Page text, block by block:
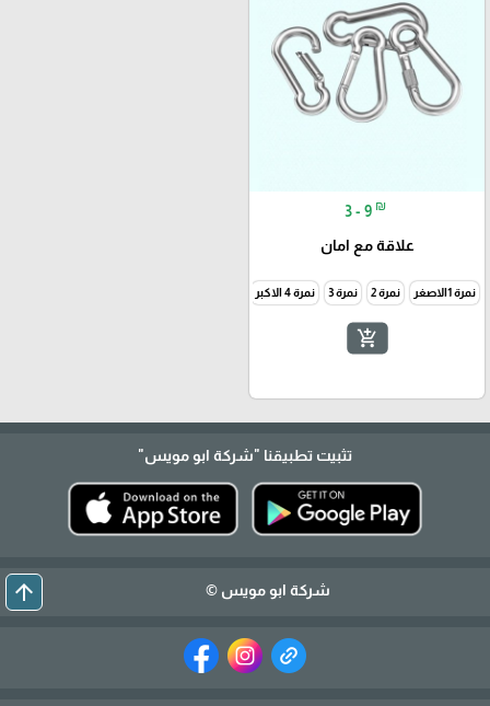
3 - 9 ₪
علاقة مع امان
نمرة 1الاصغر نمرة 2 نمرة 3 نمرة 4 الاكبر
add_shopping_cart
تثبيت تطبيقنا "شركة ابو مويس"
شركة ابو مويس © arrow_upward